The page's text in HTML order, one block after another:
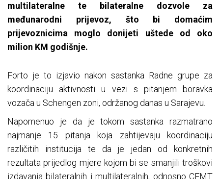
multilateralne te bilateralne dozvole za
međunarodni prijevoz, što bi domaćim
prijevoznicima moglo donijeti uštede od oko
milion KM godišnje.
Forto je to izjavio nakon sastanka Radne grupe za
koordinaciju aktivnosti u vezi s pitanjem boravka
vozača u Schengen zoni, održanog danas u Sarajevu.
Napomenuo je da je tokom sastanka razmatrano
najmanje 15 pitanja koja zahtijevaju koordinaciju
različitih institucija te da je jedan od konkretnih
rezultata prijedlog mjere kojom bi se smanjili troškovi
izdavanja bilateralnih i multilateralnih, odnosno CEMT